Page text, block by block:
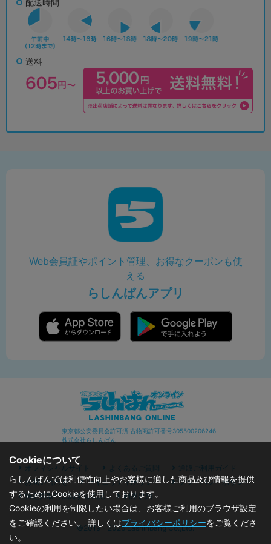
配送時間
送料
Web会員証やポイント管理、お得なクーポンも使
える
らしんばんアプリ
東京都公安委員会許可済 古物商許可番号305500206246
株式会社らしんばん
オフィシャルサイト よくあるご質問
通販ご利用ガイド
お問い合わせ
セキュリティポリシー
プライバシーポリシー
特定商取引に関する表記
利用規約
©2019 - 2026 Lashinbang Co.,Ltd.
Cookieについて
らしんばんでは利便性向上やお客様に適した商品及び情報を提供
するためにCookieを使用しております。
Cookieの利用を制限したい場合は、お客様ご利用のブラウザ設定
をご確認ください。 詳しくはプライバシーポリシーをご覧くださ
い。